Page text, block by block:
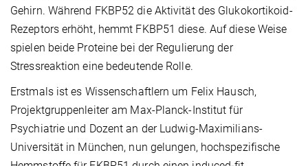
Gehirn. Während FKBP52 die Aktivität des Glukokortikoid-
Rezeptors erhöht, hemmt FKBP51 diese. Auf diese Weise
spielen beide Proteine bei der Regulierung der
Stressreaktion eine bedeutende Rolle.
Erstmals ist es Wissenschaftlern um Felix Hausch,
Projektgruppenleiter am Max-Planck-Institut für
Psychiatrie und Dozent an der Ludwig-Maximilians-
Universität in München, nun gelungen, hochspezifische